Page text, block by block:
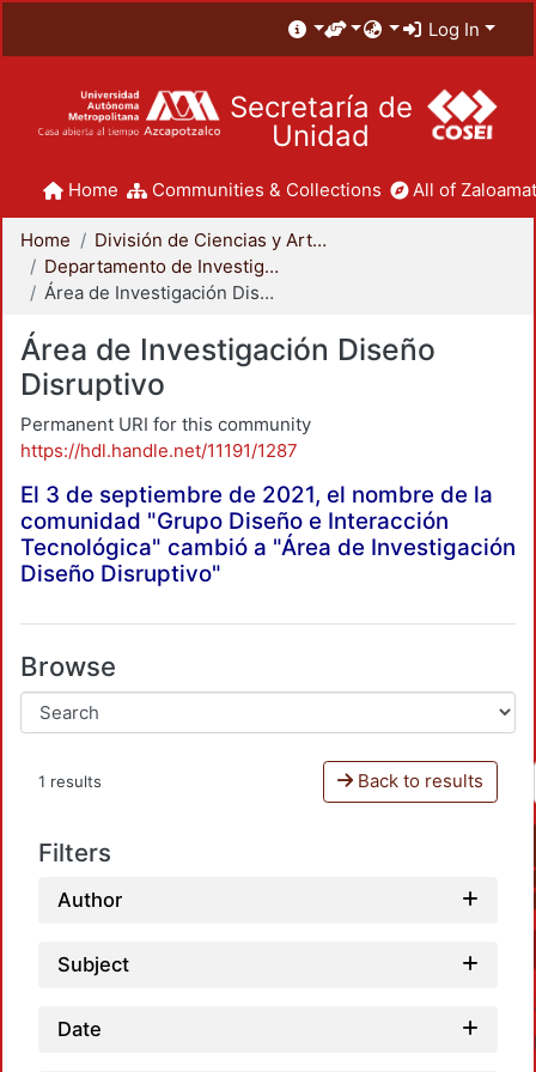
Log In
Secretaría de
Unidad
Home Communities & Collections All of
Home
División de Ciencias y Artes para el Diseño
Departamento de Investigación y Conocimiento para el Diseño
Área de Investigación Diseño Disruptivo
Área de Investigación Diseño
Disruptivo
Permanent URI for this community
https://hdl.handle.net/11191/1287
El 3 de septiembre de 2021, el nombre de la
comunidad "Grupo Diseño e Interacción
Tecnológica" cambió a "Área de Investigación
Diseño Disruptivo"
Browse
1 results Back to results
Filters
Author
Subject
Date